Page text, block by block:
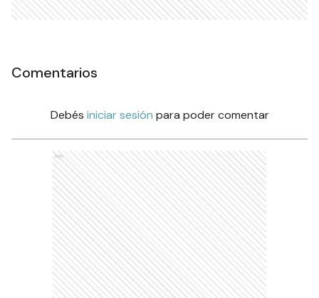
Comentarios
Debés iniciar sesión para poder comentar
Ads